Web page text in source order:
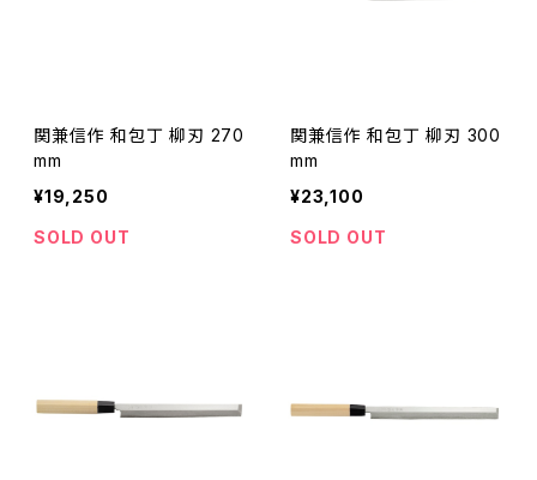
関兼信作 和包丁 柳刃 270
mm
¥19,250
SOLD OUT
関兼信作 和包丁 柳刃 300
mm
¥23,100
SOLD OUT